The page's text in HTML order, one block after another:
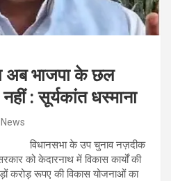
अब भाजपा के छल
: सूर्यकांत धस्माना
के उप चुनाव नज़दीक
को केदारनाथ में विकास कार्यों की
करोड़ रूपए की विकास योजनाओं का